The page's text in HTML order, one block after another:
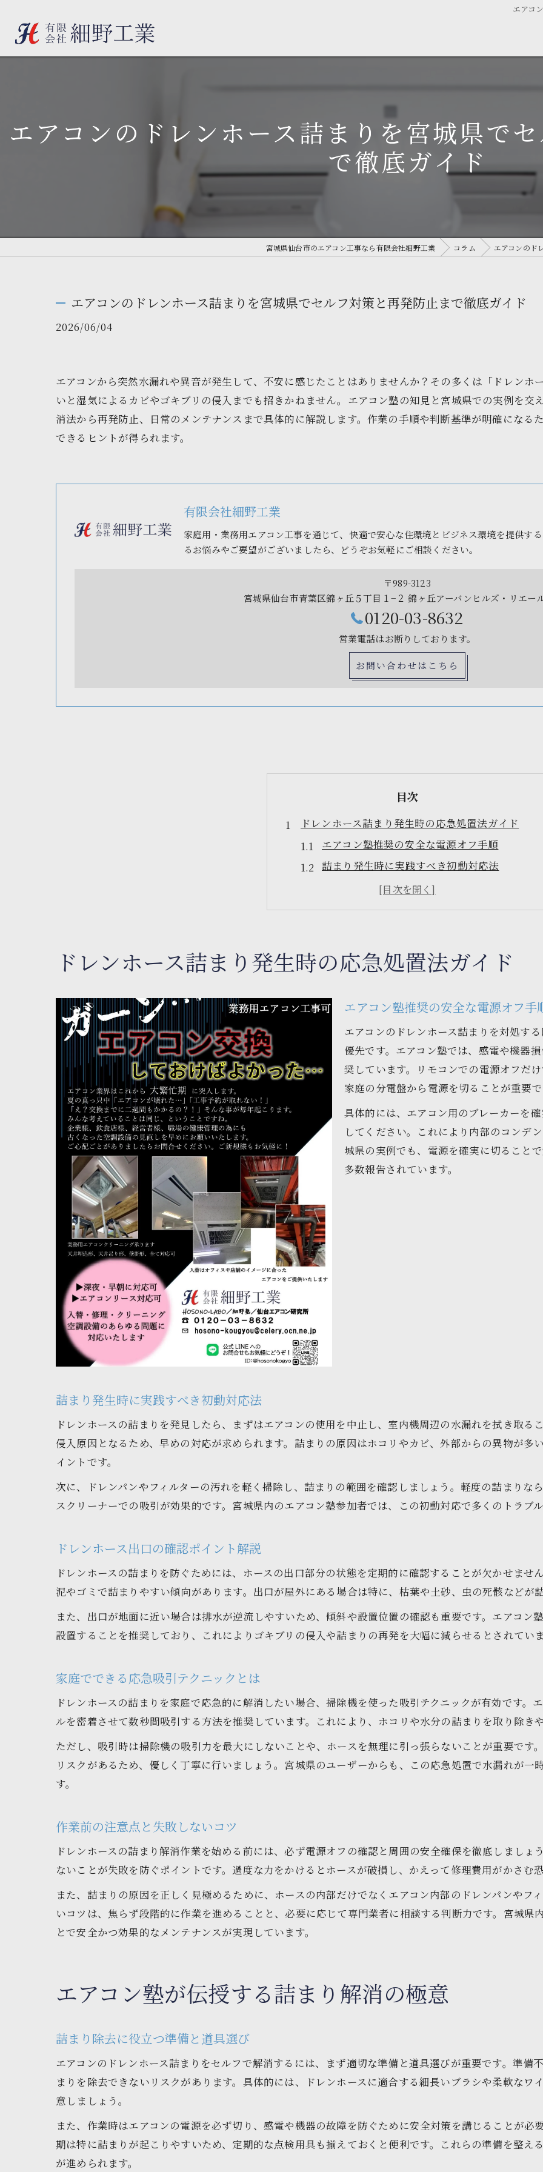
エアコ
エアコンのドレンホース詰まりを宮城県で
で徹底ガイド
宮城県仙台市のエアコン工事なら有限会社細野工業 コラム エアコンのド
エアコンのドレンホース詰まりを宮城県でセルフ対策と再発防止まで徹底ガイド
2026/06/04
エアコンから突然水漏れや異音が発生して、不安に感じたことはありませんか？その多くは「ドレンホ
いと湿気によるカビやゴキブリの侵入までも招きかねません。エアコン塾の知見と宮城県での実例を
消法から再発防止、日常のメンテナンスまで具体的に解説します。作業の手順や判断基準が明確になる
できるヒントが得られます。
有限会社細野工業
家庭用・業務用エアコン工事を通じて、快適で安心な住環境とビジネス環境を提供す
るお悩みやご要望がございましたら、どうぞお気軽にご相談ください。
〒989-3123
宮城県仙台市青葉区錦ヶ丘５丁目１−２ 錦ヶ丘アーバンヒルズ・リエー
0120-03-8632
営業電話はお断りしております。
お問い合わせはこちら
目次
ドレンホース詰まり発生時の応急処置法ガイド
エアコン塾推奨の安全な電源オフ手順
詰まり発生時に実践すべき初動対応法
ドレンホース出口の確認ポイント解説
家庭でできる応急吸引テクニックとは
エアコン塾が伝授する詰まり解消の極意
詰まり除去に役立つ準備と道具選び
安全かつ効率的なゴミ除去のポイント
掃除機・サクションポンプ活用の注意点
再通水で詰まり解消を確かめる方法
ゴキブリ侵入防止も叶うドレン対策実践術
防虫キャップ設置時の落とし穴と対策法
排水口ネットや隙間コーキングの重要性
水はけ悪化を防ぐエアコン塾の工夫例
詰まりを防ぐための日常点検ポイント徹底解説
エアコン塾直伝の定期点検スケジュール
ドレンホースの劣化や変形を見逃さない
先端部の汚れや詰まり予防の掃除方法
再発防止へ導くセルフメンテのコツと注意点
カビ・虫対策を両立するメンテナンス法
パテや壁内の隙間も忘れずに点検する
エアコン塾が教える修理依頼の判断基準
自力で直せる不具合とその限界について
築年数や住宅状況別の対応ポイント
ドレンホース詰まり発生時の応急処置法ガイド
エアコン塾推奨の安全な電源オフ手
エアコンのドレンホース詰まりを対処す
優先です。エアコン塾では、感電や機器
奨しています。リモコンでの電源オフだ
家庭の分電盤から電源を切ることが重要
具体的には、エアコン用のブレーカーを
してください。これにより内部のコンデ
城県の実例でも、電源を確実に切ること
多数報告されています。
詰まり発生時に実践すべき初動対応法
ドレンホースの詰まりを発見したら、まずはエアコンの使用を中止し、室内機周辺の水漏れを拭き取る
侵入原因となるため、早めの対応が求められます。詰まりの原因はホコリやカビ、外部からの異物が多
イントです。
次に、ドレンパンやフィルターの汚れを軽く掃除し、詰まりの範囲を確認しましょう。軽度の詰まりな
スクリーナーでの吸引が効果的です。宮城県内のエアコン塾参加者では、この初動対応で多くのトラブ
ドレンホース出口の確認ポイント解説
ドレンホースの詰まりを防ぐためには、ホースの出口部分の状態を定期的に確認することが欠かせま
泥やゴミで詰まりやすい傾向があります。出口が屋外にある場合は特に、枯葉や土砂、虫の死骸などが
また、出口が地面に近い場合は排水が逆流しやすいため、傾斜や設置位置の確認も重要です。エアコン
設置することを推奨しており、これによりゴキブリの侵入や詰まりの再発を大幅に減らせるとされてい
家庭でできる応急吸引テクニックとは
ドレンホースの詰まりを家庭で応急的に解消したい場合、掃除機を使った吸引テクニックが有効です。
ルを密着させて数秒間吸引する方法を推奨しています。これにより、ホコリや水分の詰まりを取り除き
ただし、吸引時は掃除機の吸引力を最大にしないことや、ホースを無理に引っ張らないことが重要です
リスクがあるため、優しく丁寧に行いましょう。宮城県のユーザーからも、この応急処置で水漏れが
す。
作業前の注意点と失敗しないコツ
ドレンホースの詰まり解消作業を始める前には、必ず電源オフの確認と周囲の安全確保を徹底しまし
ないことが失敗を防ぐポイントです。過度な力をかけるとホースが破損し、かえって修理費用がかさむ
また、詰まりの原因を正しく見極めるために、ホースの内部だけでなくエアコン内部のドレンパンやフ
いコツは、焦らず段階的に作業を進めることと、必要に応じて専門業者に相談する判断力です。宮城県
とで安全かつ効果的なメンテナンスが実現しています。
エアコン塾が伝授する詰まり解消の極意
詰まり除去に役立つ準備と道具選び
エアコンのドレンホース詰まりをセルフで解消するには、まず適切な準備と道具選びが重要です。準備
まりを除去できないリスクがあります。具体的には、ドレンホースに適合する細長いブラシや柔軟なワ
意しましょう。
また、作業時はエアコンの電源を必ず切り、感電や機器の故障を防ぐために安全対策を講じることが必
期は特に詰まりが起こりやすいため、定期的な点検用具も揃えておくと便利です。これらの準備を整え
が進められます。